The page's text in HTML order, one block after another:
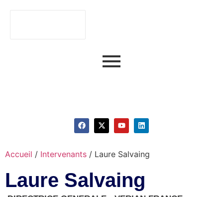
Accueil / Intervenants / Laure Salvaing
Laure Salvaing